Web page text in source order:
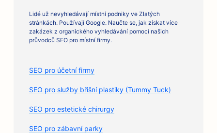
Lidé už nevyhledávají místní podniky ve Zlatých
stránkách. Používají Google. Naučte se, jak získat více
zakázek z organického vyhledávání pomocí našich
průvodců SEO pro místní firmy.
SEO pro účetní firmy
SEO pro služby břišní plastiky (Tummy Tuck)
SEO pro estetické chirurgy
SEO pro zábavní parky